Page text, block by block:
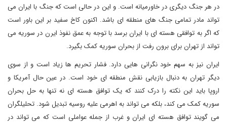
در هر جنگ دیگری در خاورمیانه است. و این در حالی است که جنگ با ایران می
تواند مادر تمامی جنگ های منطقه ای باشد. اکنون کاخ سفید بر این باور است
که اگر به توافقی هسته ای با ایران برسد با توجه به عمق نفوذ ایرن در سوریه می
تواند از تهران برای برون رفت از بحران سوریه کمک بگیرد.
ایران نیز به سهم خود نگرانی هایی دارد. فشار تحریم ها زیاد است و از سوی
دیگر تهران به دنبال بازیابی نقش منطقه ای خود است. در عین حال آمریکا و
اروپا باید این نکته را درک کنند که یک توافق هسته ای نه تنها به حل بحران
سوریه کمک می کند، بلکه می تواند به اهرمی علیه روسیه تبدیل شود. تحلیلگران
می گویند توافق هسته ای ایران و غرب از جمله عواملی است که می تواند در